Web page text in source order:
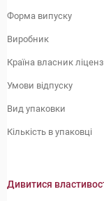
Форма випуску
Виробник
Країна власник
Умови відпуску
Вид упаковки
Кількість в упаковці
Дивитися